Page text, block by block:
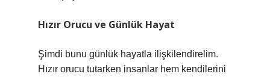
Hızır Orucu ve Günlük Hayat
Şimdi bunu günlük hayatla ilişkilendirelim.
Hızır orucu tutarken insanlar hem kendilerini